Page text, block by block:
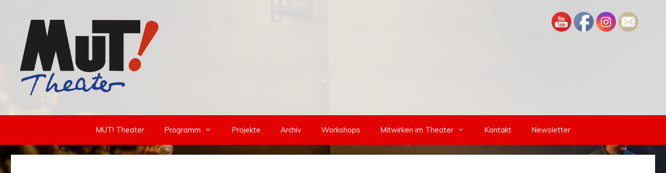
MUT! Theater Programm Projekte Archiv Workshops Mitwirken im Theater Kontakt Newsletter